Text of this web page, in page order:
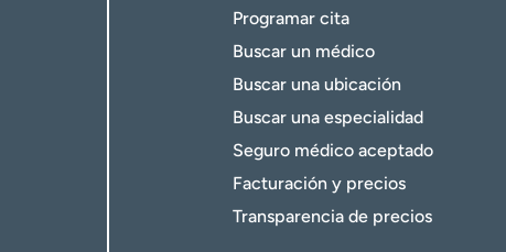
Programar cita
Buscar un médico
Buscar una ubicación
Buscar una especialidad
Seguro médico aceptado
Facturación y precios
Transparencia de precios